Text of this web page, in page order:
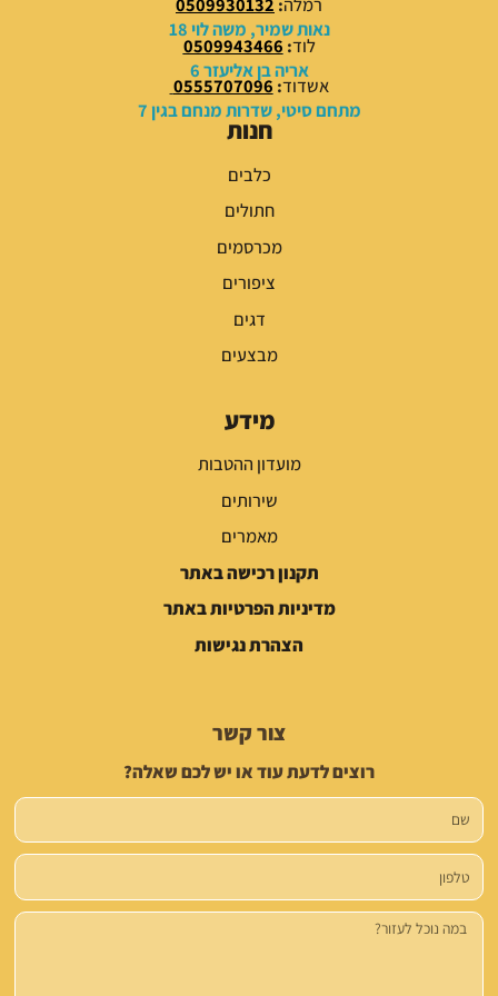
₪
.
₪
.
נאות שמיר, משה לוי 18
לוד:
0509943466
אריה בן אליעזר 6
אשדוד:
0555707096
מתחם סיטי, שדרות מנחם בגין 7
חנות
כלבים
חתולים
מכרסמים
ציפורים
דגים
מבצעים
מידע
מועדון ההטבות
שירותים
מאמרים
תקנון רכישה באתר
מדיניות הפרטיות באתר
הצהרת נגישות
צור קשר
רוצים לדעת עוד או יש לכם שאלה?
שם
טלפון
הודעה